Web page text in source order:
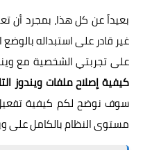
بعيداً عن كل هذا، بمجرد أن
غير قادر على استبداله بالوضع
على تجربتي الشخصية مع ويندوز 10/11. نحن تطرقنا من
كيفية إصلاح ملفات ويندوز
مستوى النظام بالكامل على